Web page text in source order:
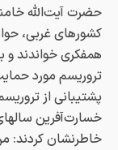
حضرت آیت‌الله
کشورهای غربی،
همفکری خواندند و
تروریسم مورد
پشتیبانی از
خسارت‌آفرین
خاطرنشان کردند: